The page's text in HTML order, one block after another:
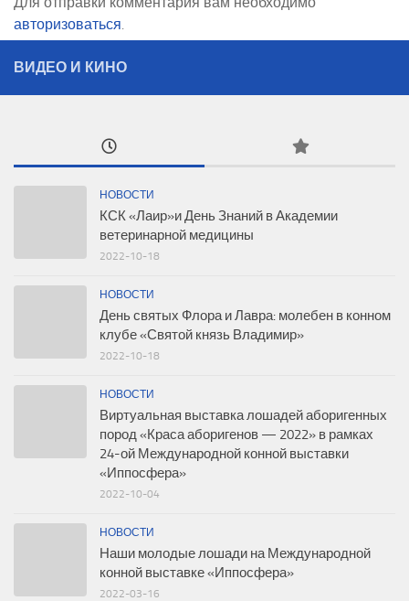
авторизоваться
ВИДЕО И КИНО
НОВОСТИ
КСК «Лаир»и День Знаний в Академии
ветеринарной медицины
2022-10-18
НОВОСТИ
День святых Флора и Лавра: молебен в конном
клубе «Святой князь Владимир»
2022-10-18
НОВОСТИ
Виртуальная выставка лошадей аборигенных
пород «Краса аборигенов — 2022» в рамках
24-ой Международной конной выставки
«Иппосфера»
2022-10-04
НОВОСТИ
Наши молодые лошади на Международной
конной выставке «Иппосфера»
2022-03-16